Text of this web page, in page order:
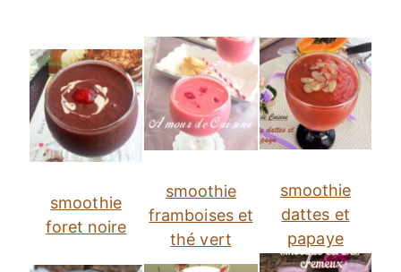
smoothie
foret noire
smoothie
framboises et
thé vert
smoothie
dattes et
papaye